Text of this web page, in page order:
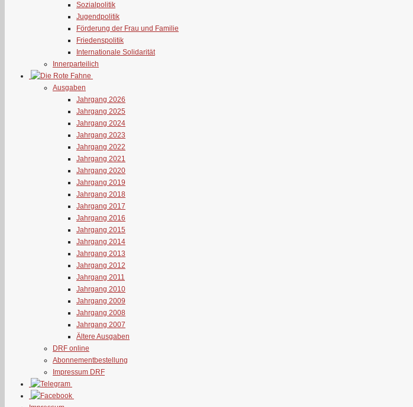
Sozialpolitik
Jugendpolitik
Förderung der Frau und Familie
Friedenspolitik
Internationale Solidarität
Innerparteilich
Ausgaben
Jahrgang 2026
Jahrgang 2025
Jahrgang 2024
Jahrgang 2023
Jahrgang 2022
Jahrgang 2021
Jahrgang 2020
Jahrgang 2019
Jahrgang 2018
Jahrgang 2017
Jahrgang 2016
Jahrgang 2015
Jahrgang 2014
Jahrgang 2013
Jahrgang 2012
Jahrgang 2011
Jahrgang 2010
Jahrgang 2009
Jahrgang 2008
Jahrgang 2007
Ältere Ausgaben
DRF online
Abonnementbestellung
Impressum DRF